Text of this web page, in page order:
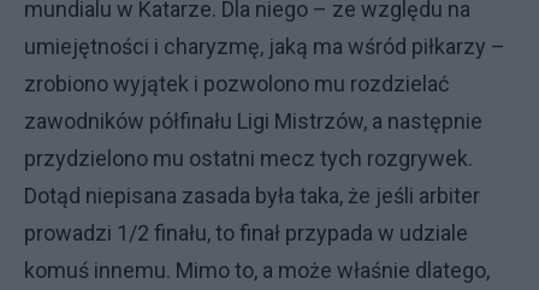
mundialu w Katarze. Dla niego – ze względu na
umiejętności i charyzmę, jaką ma wśród piłkarzy –
zrobiono wyjątek i pozwolono mu rozdzielać
zawodników półfinału Ligi Mistrzów, a następnie
przydzielono mu ostatni mecz tych rozgrywek.
Dotąd niepisana zasada była taka, że jeśli arbiter
prowadzi 1/2 finału, to finał przypada w udziale
komuś innemu. Mimo to, a może właśnie dlatego,